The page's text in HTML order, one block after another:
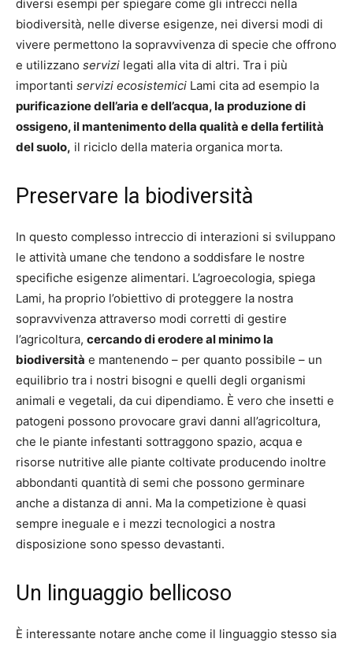
diversi esempi per spiegare come gli intrecci nella
biodiversità, nelle diverse esigenze, nei diversi modi di
vivere permettono la sopravvivenza di specie che offrono
e utilizzano servizi legati alla vita di altri. Tra i più
importanti servizi ecosistemici Lami cita ad esempio la
purificazione dell’aria e dell’acqua, la produzione di
ossigeno, il mantenimento della qualità e della fertilità
del suolo, il riciclo della materia organica morta.
Preservare la biodiversità
In questo complesso intreccio di interazioni si sviluppano
le attività umane che tendono a soddisfare le nostre
specifiche esigenze alimentari. L’agroecologia, spiega
Lami, ha proprio l’obiettivo di proteggere la nostra
sopravvivenza attraverso modi corretti di gestire
l’agricoltura, cercando di erodere al minimo la
biodiversità e mantenendo – per quanto possibile – un
equilibrio tra i nostri bisogni e quelli degli organismi
animali e vegetali, da cui dipendiamo. È vero che insetti e
patogeni possono provocare gravi danni all’agricoltura,
che le piante infestanti sottraggono spazio, acqua e
risorse nutritive alle piante coltivate producendo inoltre
abbondanti quantità di semi che possono germinare
anche a distanza di anni. Ma la competizione è quasi
sempre ineguale e i mezzi tecnologici a nostra
disposizione sono spesso devastanti.
Un linguaggio bellicoso
È interessante notare anche come il linguaggio stesso sia